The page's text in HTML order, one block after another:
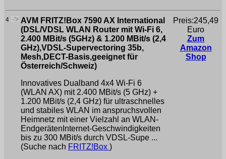
4
AVM FRITZ!Box 7590 AX International
(DSL/VDSL WLAN Router mit Wi-Fi 6,
2.400 MBit/s (5GHz) & 1.200 MBit/s (2,4
GHz),VDSL-Supervectoring 35b,
Mesh,DECT-Basis,geeignet für
Österreich/Schweiz)
Innovatives Dualband 4x4 Wi-Fi 6
(WLAN AX) mit 2.400 MBit/s (5 GHz) +
1.200 MBit/s (2,4 GHz) für ultraschnelles
und stabiles WLAN im anspruchsvollen
Heimnetz mit einer Vielzahl an WLAN-
EndgerätenInternet-Geschwindigkeiten
bis zu 300 MBit/s durch VDSL-Supe ...
(Suche nach FRITZ!Box )
Preis:245,49
Euro
Zum
Amazon
Shop